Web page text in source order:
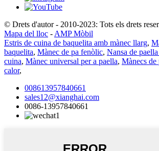
© Drets d'autor - 2010-2023: Tots els drets
Mapa del lloc - AMP Mòbil
Estris de cuina de baquelita amb mànec llarg,
baquelita, Mànec de pa fenòlic, Nansa de
cuina, Mànec universal per a paella, Mànecs de
calor,
008613957840661
sales12@xianghai.com
0086-13957840661